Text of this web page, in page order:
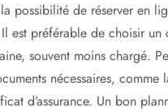
possibilité de réserver en
est préférable de choisir un
souvent moins chargé.
nécessaires, comme
d’assurance. Un bon